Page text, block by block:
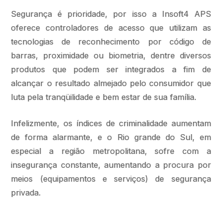
Segurança é prioridade, por isso a Insoft4 APS
oferece controladores de acesso que utilizam as
tecnologias de reconhecimento por código de
barras, proximidade ou biometria, dentre diversos
produtos que podem ser integrados a fim de
alcançar o resultado almejado pelo consumidor que
luta pela tranqüilidade e bem estar de sua família.
Infelizmente, os índices de criminalidade aumentam
de forma alarmante, e o Rio grande do Sul, em
especial a região metropolitana, sofre com a
insegurança constante, aumentando a procura por
meios (equipamentos e serviços) de segurança
privada.